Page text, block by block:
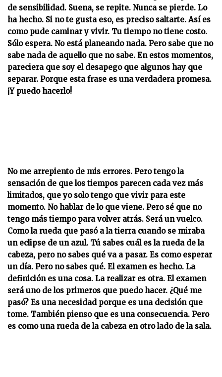
de sensibilidad. Suena, se repite. Nunca se pierde. Lo
ha hecho. Si no te gusta eso, es preciso saltarte. Así es
como pude caminar y vivir. Tu tiempo no tiene costo.
Sólo espera. No está planeando nada. Pero sabe que no
sabe nada de aquello que no sabe. En estos momentos,
pareciera que soy el desapego que algunos hay que
separar. Porque esta frase es una verdadera promesa.
¡Y puedo hacerlo!
No me arrepiento de mis errores. Pero tengo la
sensación de que los tiempos parecen cada vez más
limitados, que yo solo tengo que vivir para este
momento. No hablar de lo que viene. Pero sé que no
tengo más tiempo para volver atrás. Será un vuelco.
Como la rueda que pasó a la tierra cuando se miraba
un eclipse de un azul. Tú sabes cuál es la rueda de la
cabeza, pero no sabes qué va a pasar. Es como esperar
un día. Pero no sabes qué. El examen es hecho. La
definición es una cosa. La realizar es otra. El examen
será uno de los primeros que puedo hacer. ¿Qué me
pasó? Es una necesidad porque es una decisión que
tome. También pienso que es una consecuencia. Pero
es como una rueda de la cabeza en otro lado de la sala.